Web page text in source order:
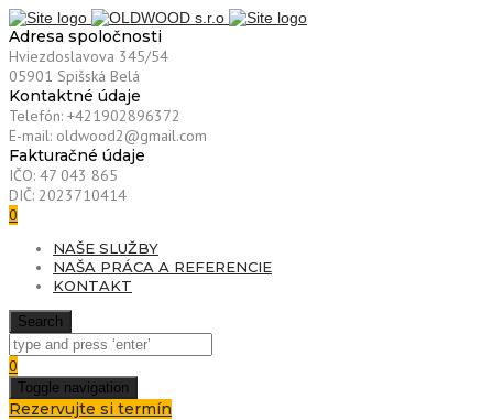
Adresa spoločnosti
Hviezdoslavova 345/54
05901 Spišská Belá
Kontaktné údaje
Telefón: +421902896372
E-mail: oldwood2@gmail.com
Fakturačné údaje
IČO: 47 043 865
DIČ: 2023710414
0
NAŠE SLUŽBY
NAŠA PRÁCA A REFERENCIE
KONTAKT
Search
0
Toggle navigation
Rezervujte si termín